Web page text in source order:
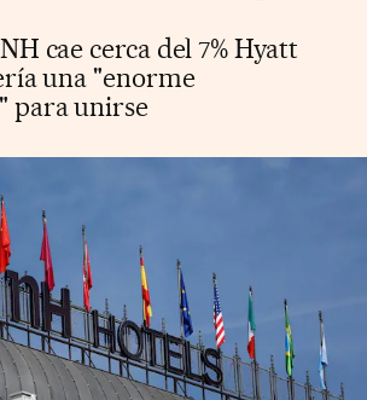
cae cerca del 7% Hyatt
una "enorme
para unirse